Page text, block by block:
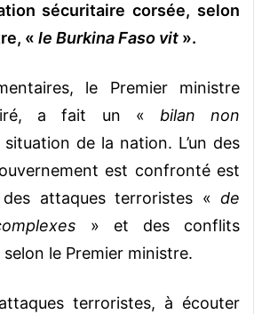
sécuritaire corsée, selon
« le Burkina Faso vit ».
le Premier ministre
a fait un « bilan non
de la nation. L’un des
est confronté est
des attaques terroristes « de
» et des conflits
le Premier ministre.
terroristes, à écouter